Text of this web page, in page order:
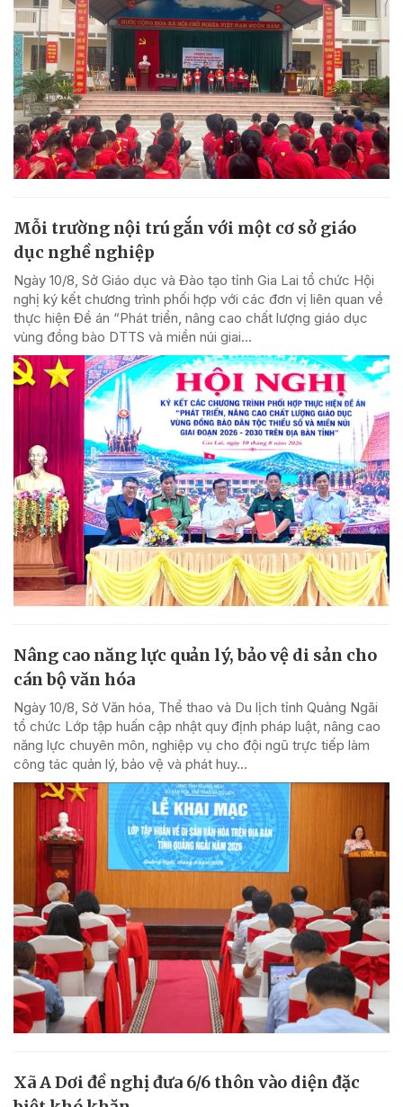
Mỗi trường nội trú gắn với một cơ sở giáo
dục nghề nghiệp
Ngày 10/8, Sở Giáo dục và Đào tạo tỉnh Gia Lai tổ chức Hội
nghị ký kết chương trình phối hợp với các đơn vị liên quan về
thực hiện Đề án “Phát triển, nâng cao chất lượng giáo dục
vùng đồng bào DTTS và miền núi giai...
Nâng cao năng lực quản lý, bảo vệ di sản cho
cán bộ văn hóa
Ngày 10/8, Sở Văn hóa, Thể thao và Du lịch tỉnh Quảng Ngãi
tổ chức Lớp tập huấn cập nhật quy định pháp luật, nâng cao
năng lực chuyên môn, nghiệp vụ cho đội ngũ trực tiếp làm
công tác quản lý, bảo vệ và phát huy...
Xã A Dơi đề nghị đưa 6/6 thôn vào diện đặc